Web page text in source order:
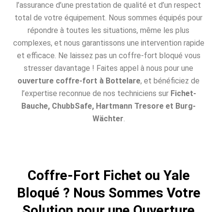
l’assurance d’une prestation de qualité et d’un respect
total de votre équipement. Nous sommes équipés pour
répondre à toutes les situations, même les plus
complexes, et nous garantissons une intervention rapide
et efficace. Ne laissez pas un coffre-fort bloqué vous
stresser davantage ! Faites appel à nous pour une
ouverture coffre-fort à Bottelare, et bénéficiez de
l’expertise reconnue de nos techniciens sur Fichet-
Bauche, ChubbSafe, Hartmann Tresore et Burg-
Wächter.
Coffre-Fort Fichet ou Yale
Bloqué ? Nous Sommes Votre